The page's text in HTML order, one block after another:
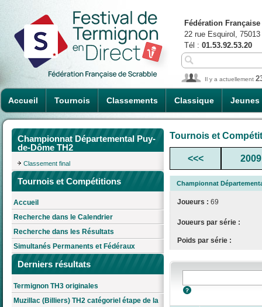
Accueil Tournois Classements Classique Jeunes
Fédération
22 rue Esquirol,
Tél : 01.53.92.53.20
Il y a actuellement
Championnat Départemental Puy-
de-Dôme TH2
Classement final
Tournois et Compétitions
Accueil
Recherche dans le Calendrier
Recherche dans les Résultats
Simultanés Permanents et Fédéraux
Derniers résultats
Termignon TH3 originales
Muzillac (Billiers) TH2 catégoriel étape de la
Tournois et
<<< 2009
Championnat
Joueurs : 69
Joueurs par série :
Poids par série :